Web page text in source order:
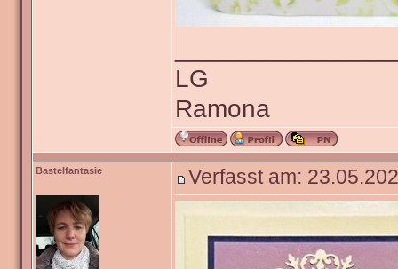
LG
Ramona
Bastelfantasie Verfasst am: